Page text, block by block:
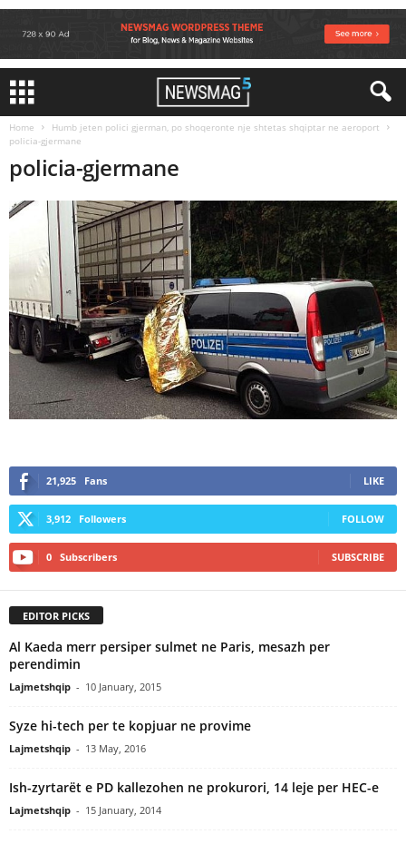
Home
Humb jeten polici gjerman, po shoqeronte nje shtetas shqiptar ne aeroport
policia-gjermane
policia-gjermane
21,925 Fans LIKE
3,912 Followers FOLLOW
0 Subscribers SUBSCRIBE
EDITOR PICKS
Al Kaeda merr persiper sulmet ne Paris, mesazh per
perendimin
Lajmetshqip - 10 January, 2015
Syze hi-tech per te kopjuar ne provime
Lajmetshqip - 13 May, 2016
Ish-zyrtarët e PD kallezohen ne prokurori, 14 leje per HEC-e
Lajmetshqip - 15 January, 2014